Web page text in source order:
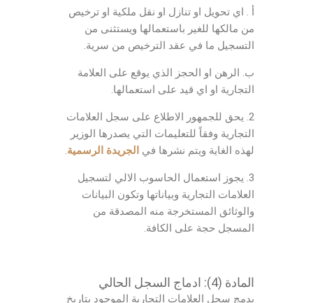
أ . اي تحويل او تنازل او نقل ملكية او ترخيص
من مالكها للغير باستعمالها ويستثنى من
التسجيل ما في عقد الترخيص من سرية.
ب. الرهن او الحجز الذي يوقع على العلامة
التجارية او اي قيد على استعمالها.
2. يحق للجمهور الاطلاع على سجل العلامات
التجارية وفقاً للتعليمات التي يصدرها الوزير
لهذه الغاية ويتم نشرها في الجريدة الرسمية.
3. يجوز استعمال الحاسوب الالي لتسجيل
العلامات التجارية وبياناتها وتكون البيانات
والوثائق المستخرجة منه المصدقة من
المسجل حجة على الكافة.
المادة (4): ادماج السجل الحالي
يدمج سجل العلامات التجارية الموجود بتاريخ